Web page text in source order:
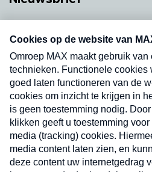
nieuwsbrief. Elke vrijdag-
uw mailbox.